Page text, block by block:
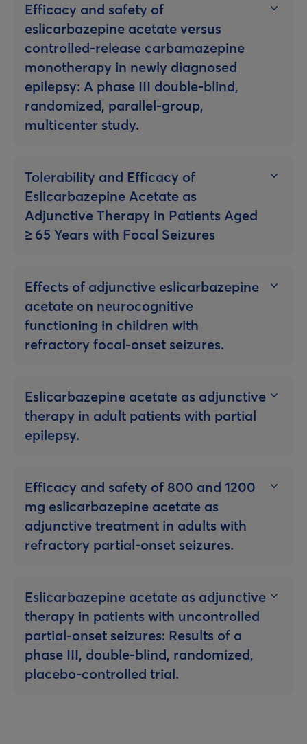
Efficacy and safety of
eslicarbazepine acetate versus
controlled-release carbamazepine
monotherapy in newly diagnosed
epilepsy: A phase III double-blind,
randomized, parallel-group,
multicenter study.
Tolerability and Efficacy of
Eslicarbazepine Acetate as
Adjunctive Therapy in Patients Aged
≥ 65 Years with Focal Seizures
Effects of adjunctive eslicarbazepine
acetate on neurocognitive
functioning in children with
refractory focal-onset seizures.
Eslicarbazepine acetate as adjunctive
therapy in adult patients with partial
epilepsy.
Efficacy and safety of 800 and 1200
mg eslicarbazepine acetate as
adjunctive treatment in adults with
refractory partial-onset seizures.
Eslicarbazepine acetate as adjunctive
therapy in patients with uncontrolled
partial-onset seizures: Results of a
phase III, double-blind, randomized,
placebo-controlled trial.